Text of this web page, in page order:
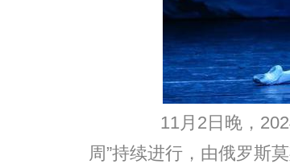
11月2日晚，2024
周”持续进行，由俄罗斯